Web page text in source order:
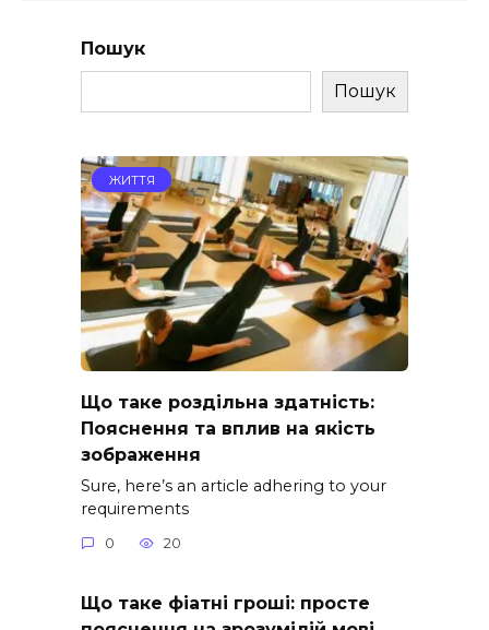
Пошук
Пошук
ЖИТТЯ
Що таке роздільна здатність:
Пояснення та вплив на якість
зображення
Sure, here’s an article adhering to your
requirements
0 20
Що таке фіатні гроші: просте